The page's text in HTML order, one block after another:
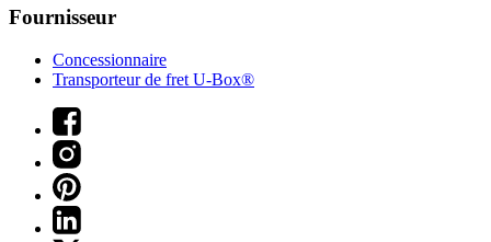
Fournisseur
Concessionnaire
Transporteur de fret U-Box®